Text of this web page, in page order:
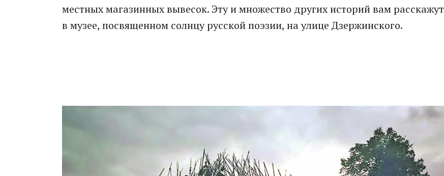
местных магазинных вывесок. Эту и множество других историй вам расскажут
в музее, посвященном солнцу русской поэзии, на улице Дзержинского.